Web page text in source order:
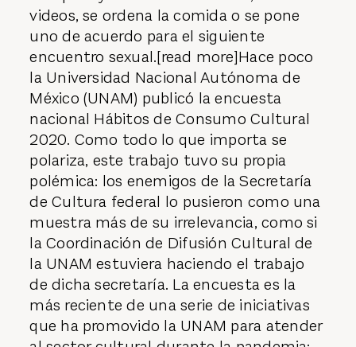
videos, se ordena la comida o se pone
uno de acuerdo para el siguiente
encuentro sexual.[read more]Hace poco
la Universidad Nacional Autónoma de
México (UNAM) publicó la encuesta
nacional Hábitos de Consumo Cultural
2020. Como todo lo que importa se
polariza, este trabajo tuvo su propia
polémica: los enemigos de la Secretaría
de Cultura federal lo pusieron como una
muestra más de su irrelevancia, como si
la Coordinación de Difusión Cultural de
la UNAM estuviera haciendo el trabajo
de dicha secretaría. La encuesta es la
más reciente de una serie de iniciativas
que ha promovido la UNAM para atender